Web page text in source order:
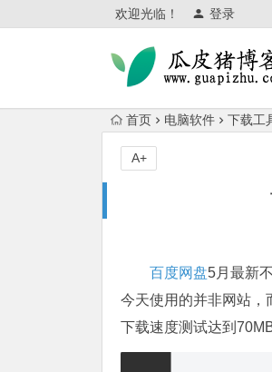
欢迎光临！ 登录
首页 电脑软件 下载工
百度网盘5月最新
今天使用的并非网站，
下载速度测试达到70MB
A+